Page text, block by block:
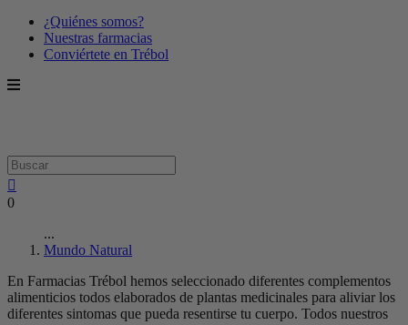
¿Quiénes somos?
Nuestras farmacias
Conviértete en Trébol
0
...
Mundo Natural
En Farmacias Trébol hemos seleccionado diferentes complementos
alimenticios todos elaborados de plantas medicinales para aliviar los
diferentes sintomas que pueda resentirse tu cuerpo. Todos nuestros